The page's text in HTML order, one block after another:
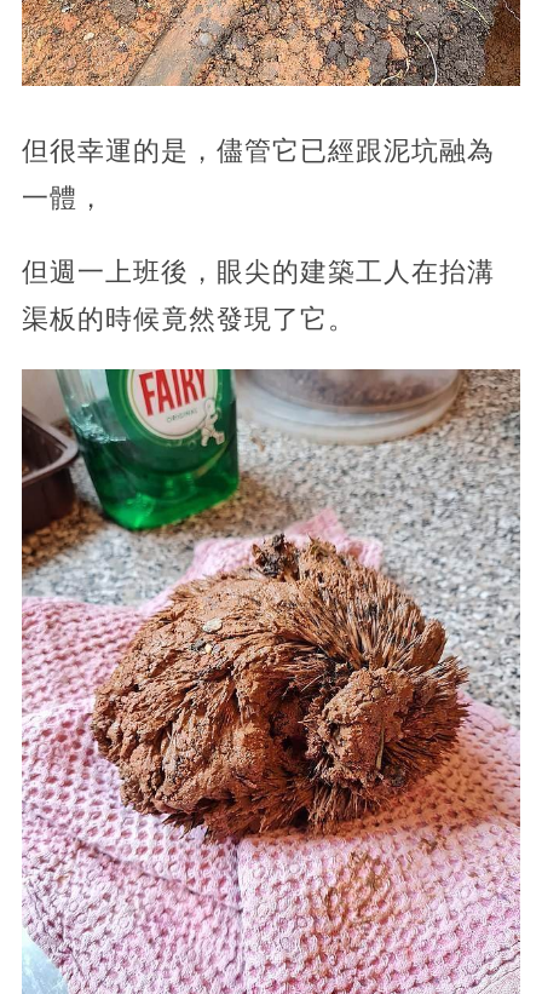
但很幸運的是，儘管它已經跟泥坑融為
一體，
但週一上班後，眼尖的建築工人在抬溝
渠板的時候竟然發現了它。